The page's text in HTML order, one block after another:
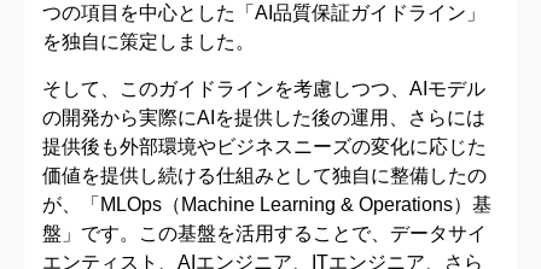
つの項目を中心とした「AI品質保証ガイドライン」
を独自に策定しました。
そして、このガイドラインを考慮しつつ、AIモデル
の開発から実際にAIを提供した後の運用、さらには
提供後も外部環境やビジネスニーズの変化に応じた
価値を提供し続ける仕組みとして独自に整備したの
が、「MLOps（Machine Learning & Operations）基
盤」です。この基盤を活用することで、データサイ
エンティスト、AIエンジニア、ITエンジニア、さら